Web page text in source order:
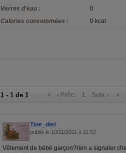
Verres d'eau :
0
Calories consommées :
0 kcal
1 - 1 de 1 « ‹ Préc. 1 Suiv. › »
Tine_diet
publié le 10/11/2011 à 11:52
Vêtement de bébé garçon?rien a signaler